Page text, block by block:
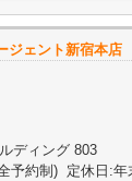
ジェント新宿本
ディング 803
予約制) 定休日:年